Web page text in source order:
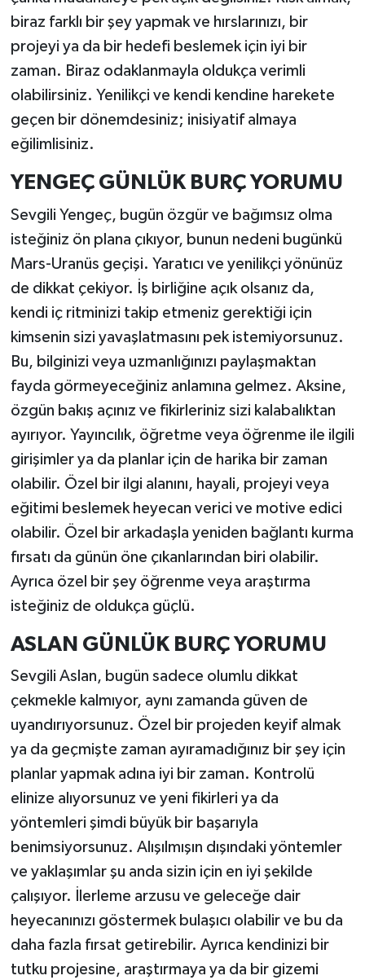
biraz farklı bir şey yapmak ve hırslarınızı, bir
projeyi ya da bir hedefi beslemek için iyi bir
zaman. Biraz odaklanmayla oldukça verimli
olabilirsiniz. Yenilikçi ve kendi kendine harekete
geçen bir dönemdesiniz; inisiyatif almaya
eğilimlisiniz.
YENGEÇ GÜNLÜK BURÇ YORUMU
Sevgili Yengeç, bugün özgür ve bağımsız olma
isteğiniz ön plana çıkıyor, bunun nedeni bugünkü
Mars-Uranüs geçişi. Yaratıcı ve yenilikçi yönünüz
de dikkat çekiyor. İş birliğine açık olsanız da,
kendi iç ritminizi takip etmeniz gerektiği için
kimsenin sizi yavaşlatmasını pek istemiyorsunuz.
Bu, bilginizi veya uzmanlığınızı paylaşmaktan
fayda görmeyeceğiniz anlamına gelmez. Aksine,
özgün bakış açınız ve fikirleriniz sizi kalabalıktan
ayırıyor. Yayıncılık, öğretme veya öğrenme ile ilgili
girişimler ya da planlar için de harika bir zaman
olabilir. Özel bir ilgi alanını, hayali, projeyi veya
eğitimi beslemek heyecan verici ve motive edici
olabilir. Özel bir arkadaşla yeniden bağlantı kurma
fırsatı da günün öne çıkanlarından biri olabilir.
Ayrıca özel bir şey öğrenme veya araştırma
isteğiniz de oldukça güçlü.
ASLAN GÜNLÜK BURÇ YORUMU
Sevgili Aslan, bugün sadece olumlu dikkat
çekmekle kalmıyor, aynı zamanda güven de
uyandırıyorsunuz. Özel bir projeden keyif almak
ya da geçmişte zaman ayıramadığınız bir şey için
planlar yapmak adına iyi bir zaman. Kontrolü
elinize alıyorsunuz ve yeni fikirleri ya da
yöntemleri şimdi büyük bir başarıyla
benimsiyorsunuz. Alışılmışın dışındaki yöntemler
ve yaklaşımlar şu anda sizin için en iyi şekilde
çalışıyor. İlerleme arzusu ve geleceğe dair
heyecanınızı göstermek bulaşıcı olabilir ve bu da
daha fazla fırsat getirebilir. Ayrıca kendinizi bir
tutku projesine, araştırmaya ya da bir gizemi